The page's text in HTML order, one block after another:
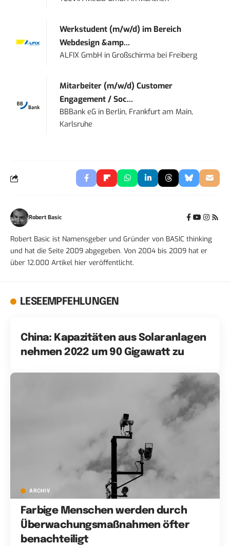
Werkstudent (m/w/d) im Bereich
Webdesign &amp...
ALFIX GmbH inGroßschirma bei Freiberg
Mitarbeiter (m/w/d) Customer
Engagement / Soc...
BBBank eG in Berlin, Frankfurt am Main,
Karlsruhe
Robert Basic
Robert Basic ist Namensgeber und Gründer von BASIC thinking
und hat die Seite 2009 abgegeben. Von 2004 bis 2009 hat er
über 12.000 Artikel hier veröffentlicht.
LESEEMPFEHLUNGEN
China: Kapazitäten aus Solaranlagen
nehmen 2022 um 90 Gigawatt zu
ARCHIV
Farbige Menschen werden durch
Überwachungsmaßnahmen öfter
benachteiligt